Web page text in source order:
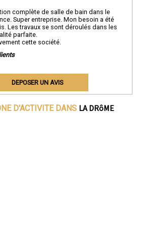
complète de salle de bain dans le
Super entreprise. Mon besoin a été
Les travaux se sont déroulés dans les
parfaite.
cette société.
DEPOSER UN AVIS
D'ACTIVITE DANS LA DRôME